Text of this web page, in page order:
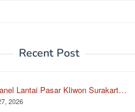
Recent Post
Lantai Pasar Kliwon Surakart…
2026